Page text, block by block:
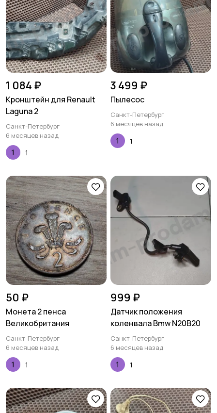
1 084 ₽
Кронштейн для Renault
Laguna 2
Санкт-Петербург
6 месяцев назад
1
3 499 ₽
Пылесос
Санкт-Петербург
6 месяцев назад
1
50 ₽
Монета 2 пенса
Великобритания
Санкт-Петербург
6 месяцев назад
1
999 ₽
Датчик положения
коленвала Bmw N20B20
Санкт-Петербург
6 месяцев назад
1